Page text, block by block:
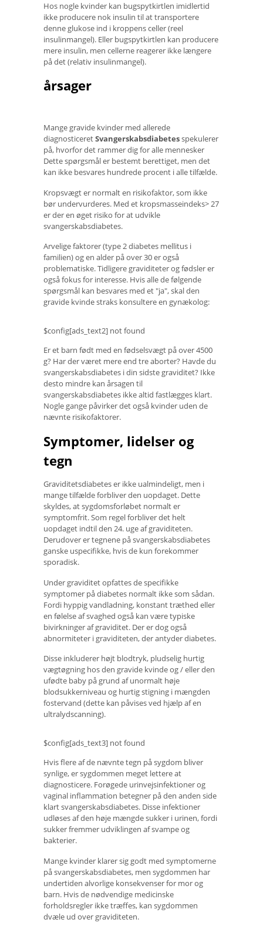
Hos nogle kvinder kan bugspytkirtlen imidlertid
ikke producere nok insulin til at transportere
denne glukose ind i kroppens celler (reel
insulinmangel). Eller bugspytkirtlen kan producere
mere insulin, men cellerne reagerer ikke længere
på det (relativ insulinmangel).
årsager
Mange gravide kvinder med allerede
diagnosticeretSvangerskabsdiabetesspekulerer
på, hvorfor det rammer dig for alle mennesker
Dette spørgsmål er bestemt berettiget, men det
kan ikke besvares hundrede procent i alle tilfælde.
Kropsvægt er normalt en risikofaktor, som ikke
bør undervurderes. Med et kropsmasseindeks> 27
er der en øget risiko for at udvikle
svangerskabsdiabetes.
Arvelige faktorer (type 2 diabetes mellitus i
familien) og en alder på over 30 er også
problematiske. Tidligere graviditeter og fødsler er
også fokus for interesse. Hvis alle de følgende
spørgsmål kan besvares med et "ja", skal den
gravide kvinde straks konsultere en gynækolog:
$config[ads_text2] not found
Er et barn født med en fødselsvægt på over 4500
g? Har der været mere end tre aborter? Havde du
svangerskabsdiabetes i din sidste graviditet? Ikke
desto mindre kan årsagen til
svangerskabsdiabetes ikke altid fastlægges klart.
Nogle gange påvirker det også kvinder uden de
nævnte risikofaktorer.
Symptomer, lidelser og
tegn
Graviditetsdiabetes er ikke ualmindeligt, men i
mange tilfælde forbliver den uopdaget. Dette
skyldes, at sygdomsforløbet normalt er
symptomfrit. Som regel forbliver det helt
uopdaget indtil den 24. uge af graviditeten.
Derudover er tegnene på svangerskabsdiabetes
ganske uspecifikke, hvis de kun forekommer
sporadisk.
Under graviditet opfattes de specifikke
symptomer på diabetes normalt ikke som sådan.
Fordi hyppig vandladning, konstant træthed eller
en følelse af svaghed også kan være typiske
bivirkninger af graviditet. Der er dog også
abnormiteter i graviditeten, der antyder diabetes.
Disse inkluderer højt blodtryk, pludselig hurtig
vægtøgning hos den gravide kvinde og / eller den
ufødte baby på grund af unormalt høje
blodsukkerniveau og hurtig stigning i mængden
fostervand (dette kan påvises ved hjælp af en
ultralydscanning).
$config[ads_text3] not found
Hvis flere af de nævnte tegn på sygdom bliver
synlige, er sygdommen meget lettere at
diagnosticere. Forøgede urinvejsinfektioner og
vaginal inflammation betegner på den anden side
klart svangerskabsdiabetes. Disse infektioner
udløses af den høje mængde sukker i urinen, fordi
sukker fremmer udviklingen af ​​svampe og
bakterier.
Mange kvinder klarer sig godt med symptomerne
på svangerskabsdiabetes, men sygdommen har
undertiden alvorlige konsekvenser for mor og
barn. Hvis de nødvendige medicinske
forholdsregler ikke træffes, kan sygdommen
dvæle ud over graviditeten.